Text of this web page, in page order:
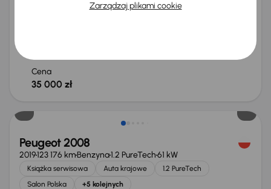
Od pierwszego właściciela
Książka serwisowa
Cena
35 000 zł
Peugeot 2008
2019123 176 kmBenzyna1.2 PureTech61 kW
Książka serwisowa Auta krajowe
1.2 PureTech
Salon Polska
+5 kolejnych
Zarządzaj plikami cookie